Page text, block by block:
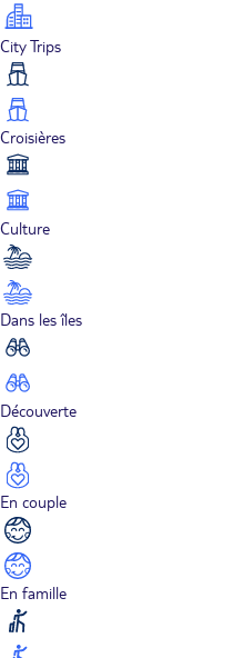
City Trips
Croisières
Culture
Dans les îles
Découverte
En couple
En famille